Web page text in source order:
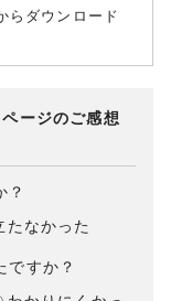
らダウンロード
ージのご感想
？
たなかった
ですか？